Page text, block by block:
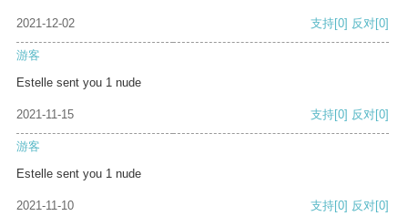
2021-12-02 支持[0] 反对[0]
游客
Estelle sent you 1 nude
2021-11-15 支持[0] 反对[0]
游客
Estelle sent you 1 nude
2021-11-10 支持[0] 反对[0]